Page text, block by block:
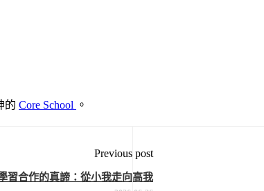
的 Core School 。
Previous post
習合作的真諦：從小我走向高我